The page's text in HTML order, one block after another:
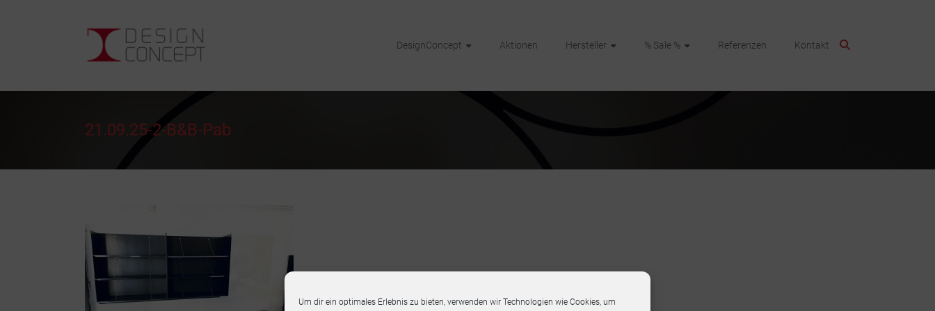
Um dir ein optimales Erlebnis zu bieten, verwenden wir Technologien wie Cookies, um
DesignConcept
Bonn
DesignConcept Aktionen Hersteller % Sale % Referenzen Kontakt
21.09.25-2-B&B-Pab